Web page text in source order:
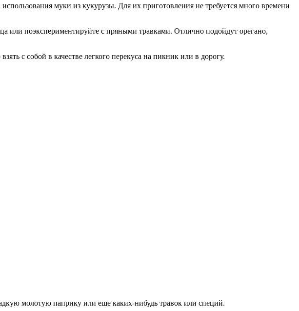
муки из кукурузы. Для их приготовления не требуется много времени
или поэкспериментируйте с пряными травками. Отлично подойдут орегано,
с собой в качестве легкого перекуса на пикник или в дорогу.
молотую паприку или еще каких-нибудь травок или специй.